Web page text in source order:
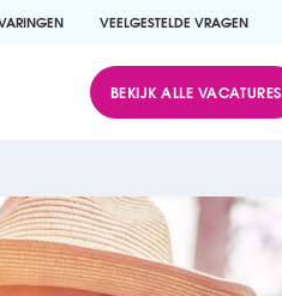
VEELGESTELDE VRAGEN
BEKIJK ALLE VACATURES